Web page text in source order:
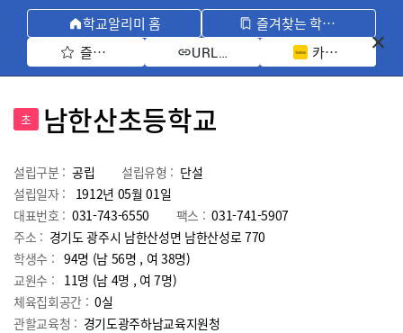
학교알리미 홈
즐겨찾는 학교 모아보기
즐겨찾기 선택
URL 복사 카카오톡 공유
초 남한산초등학교
설립구분 : 공립 설립유형 : 단설
설립일자 :
1912년 05월 01일
대표번호 : 031-743-6550 팩스 : 031-741-5907
주소 : 경기도 광주시 남한산성면 남한산성로 770
학생수 : 94명 (남 56명 , 여 38명)
교원수 : 11명 (남 4명 , 여7명)
체육집회공간 : 0실
관할교육청 : 경기도광주하남교육지원청